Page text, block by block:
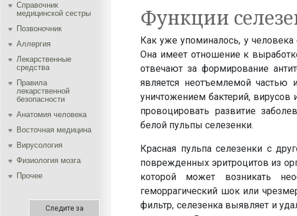
Справочник
медицинской сестры
Позвоночник
Аллергия
Лекарственные
средства
Правила
лекарственной
безопасности
Aнатомия человека
Восточная медицина
Вирусология
Физиология мозга
Прочее
Следите за
Функции
Как уже упоминалось, у
Она имеет отношение к
отвечают за формирование
является неотъемлемой
уничтожением бактерий,
провоцировать развитие
белой пульпы селезенки.
Красная пульпа селезенки с
поврежденных эритроцитов из
которой может возникать
геморрагический шок или
фильтр, селезенка выявляет и